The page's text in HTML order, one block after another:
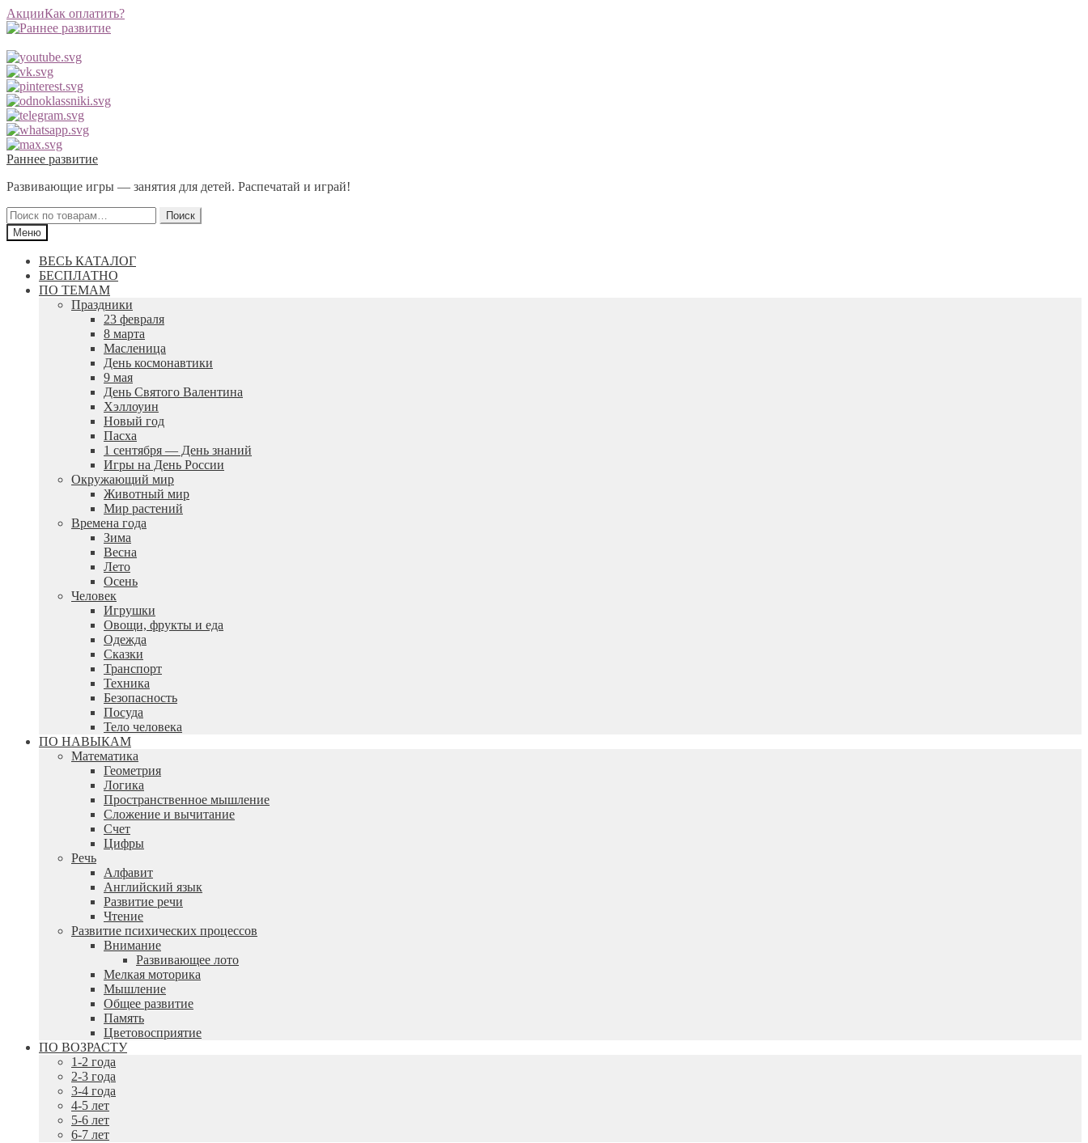
АкцииКак оплатить?
Перейти
навигации
Перейти
содержимому
Раннее развитие
Развивающие игры — занятия для детей. Распечатай и играй!
Искать:
Поиск
Меню
ВЕСЬ КАТАЛОГ
БЕСПЛАТНО
ПО ТЕМАМ
Праздники
23 февраля
8 марта
Масленица
День космонавтики
9 мая
День Святого Валентина
Хэллоуин
Новый год
Пасха
1 сентября — День знаний
Игры на День России
Окружающий мир
Животный мир
Мир растений
Времена года
Зима
Весна
Лето
Осень
Человек
Игрушки
Овощи, фрукты и еда
Одежда
Сказки
Транспорт
Техника
Безопасность
Посуда
Тело человека
ПО НАВЫКАМ
Математика
Геометрия
Логика
Пространственное мышление
Сложение и вычитание
Счет
Цифры
Речь
Алфавит
Английский язык
Развитие речи
Чтение
Развитие психических процессов
Внимание
Развивающее лото
Мелкая моторика
Мышление
Общее развитие
Память
Цветовосприятие
ПО ВОЗРАСТУ
1-2 года
2-3 года
3-4 года
4-5 лет
5-6 лет
6-7 лет